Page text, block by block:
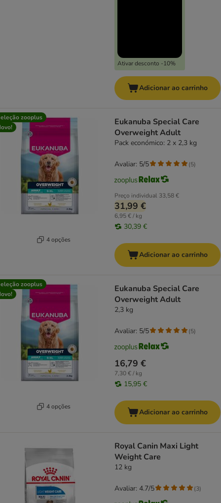
Ativar desconto -10%
Adicionar ao carrinho
zooplus
4 opções
Eukanuba Special Care
Overweight Adult
Pack económico: 2 x 2,3 kg
Preço individual 33,58 €
31,99 €
6,95 € / kg
30,39 €
Avaliar: 5/5 (5)
Adicionar ao carrinho
zooplus
4 opções
Eukanuba Special Care
Overweight Adult
2,3 kg
16,79 €
7,30 € / kg
15,95 €
Avaliar: 5/5 (5)
Adicionar ao carrinho
Royal Canin Maxi Light
Weight Care
12 kg
Avaliar: 4.7/5 (3)